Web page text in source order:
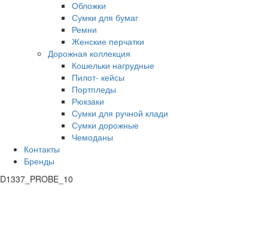
Обложки
Сумки для бумаг
Ремни
Женские перчатки
Дорожная коллекция
Кошельки нагрудные
Пилот- кейсы
Портпледы
Рюкзаки
Сумки для ручной клади
Сумки дорожные
Чемоданы
Контакты
Бренды